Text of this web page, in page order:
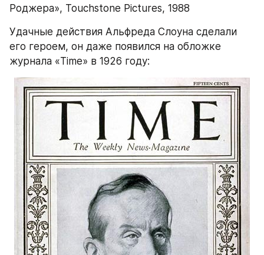
Роджера», Touchstone Pictures, 1988
Удачные действия Альфреда Слоуна сделали
его героем, он даже появился на обложке
журнала «Time» в 1926 году: